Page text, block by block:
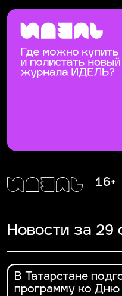
16+
Новости за 29
В Татарстане
программу ко Дню